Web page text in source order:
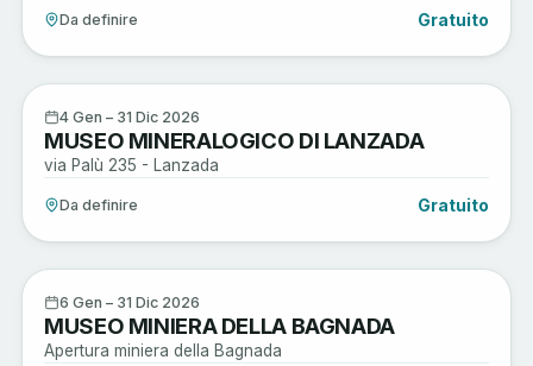
Da definire Gratuito
Arte e Cultura
4 Gen – 31 Dic 2026
MUSEO MINERALOGICO DI LANZADA
via Palù 235 - Lanzada
Da definire Gratuito
Arte e Cultura
6 Gen – 31 Dic 2026
MUSEO MINIERA DELLA BAGNADA
Apertura miniera della Bagnada